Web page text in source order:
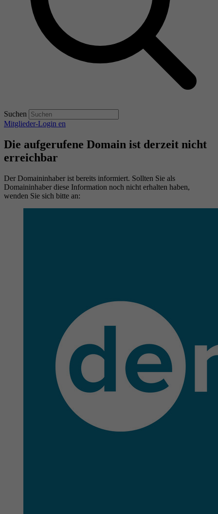
Suchen
Mitglieder-Login en
Die aufgerufene Domain ist derzeit nicht
erreichbar
Der Domaininhaber ist bereits informiert. Sollten Sie als
Domaininhaber diese Information noch nicht erhalten haben,
wenden Sie sich bitte an: